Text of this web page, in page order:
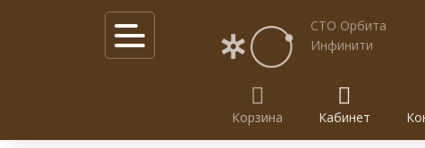
СТО Орбита
Инфинити
Корзина Кабинет
Калькулятор услуг Акции